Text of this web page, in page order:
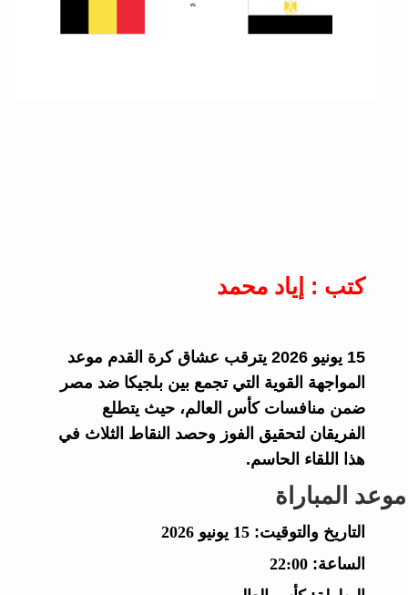
كتب : إياد محمد
15 يونيو 2026 يترقب عشاق كرة القدم موعد
المواجهة القوية التي تجمع بين بلجيكا ضد مصر
ضمن منافسات كأس العالم، حيث يتطلع
الفريقان لتحقيق الفوز وحصد النقاط الثلاث في
هذا اللقاء الحاسم.
موعد المباراة
التاريخ والتوقيت: 15 يونيو 2026
الساعة: 22:00